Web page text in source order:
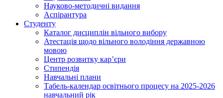
Науково-методичні видання
Аспірантура
Студенту
Каталог дисциплін вільного вибору
Атестація щодо вільного володіння державною
мовою
Центр розвитку кар’єри
Стипендія
Навчальні плани
Табель-календар освітнього процесу на 2025-2026
навчальний рік